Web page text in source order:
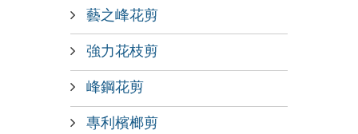
藝之峰花剪
強力花枝剪
峰鋼花剪
專利檳榔剪